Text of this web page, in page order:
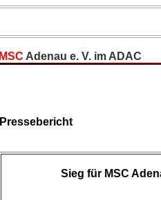
MSC Adenau e. V. im ADAC
Pressebericht
Sieg für MSC